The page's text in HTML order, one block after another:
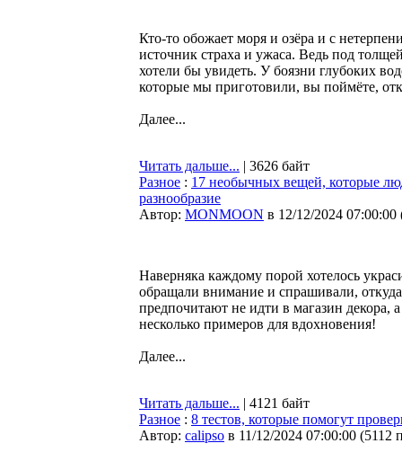
Кто-то обожает моря и озёра и с
источник страха и ужаса. Ведь под
хотели бы увидеть. У боязни глубоких
которые мы приготовили, вы поймёте,
Далее...
Читать дальше... | 3626 байт
Разное : 17 необычных вещей, которые
разнообразие
Автор: MONMOON в 12/12/2024 07:00:00
Наверняка каждому порой хотелось
обращали внимание и спрашивали, откуда
предпочитают не идти в магазин декора,
несколько примеров для вдохновения!
Далее...
Читать дальше... | 4121 байт
Разное : 8 тестов, которые помогут
Автор: calipso в 11/12/2024 07:00:00 (5112